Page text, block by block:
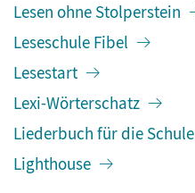
Lesen ohne Stolperstein
Leseschule Fibel
Lesestart
Lexi-Wörterschatz
Liederbuch für die Schule
Lighthouse